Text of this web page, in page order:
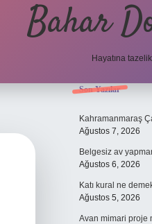
Bahar
Hayatına
Son Yazılar
Kahramanmaraş
Ağustos 7, 2026
Belgesiz av
Ağustos 6, 2026
Katı kural ne
Ağustos 5, 2026
Avan mimari proje